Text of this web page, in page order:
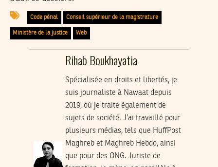
Code pénal Conseil supérieur de la magistrature
Ministère de la justice Web
Rihab Boukhayatia
Spécialisée en droits et libertés, je
suis journaliste à Nawaat depuis
2019, où je traite également de
sujets de société. J’ai travaillé pour
plusieurs médias, tels que HuffPost
Maghreb et Maghreb Hebdo, ainsi
que pour des ONG. Juriste de